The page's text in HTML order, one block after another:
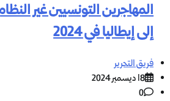
المهاجرين التونسيين غير
إلى إيطاليا في 2024
فريق التحرير
18 ديسمبر 2024
0